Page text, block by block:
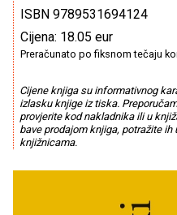
ISBN 9789531694124
Cijena: 18.05 eur
Preračunato po fiksnom tečaju
Cijene knjiga su informativnog
izlasku knjige iz tiska.
provjerite kod nakladnika ili u
bave prodajom knjiga, potražite
knjižnicama.